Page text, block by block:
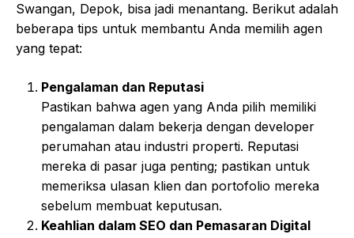
Swangan, Depok, bisa jadi menantang. Berikut adalah
beberapa tips untuk membantu Anda memilih agen
yang tepat:
Pengalaman dan Reputasi
Pastikan bahwa agen yang Anda pilih memiliki
pengalaman dalam bekerja dengan developer
perumahan atau industri properti. Reputasi
mereka di pasar juga penting; pastikan untuk
memeriksa ulasan klien dan portofolio mereka
sebelum membuat keputusan.
Keahlian dalam SEO dan Pemasaran Digital